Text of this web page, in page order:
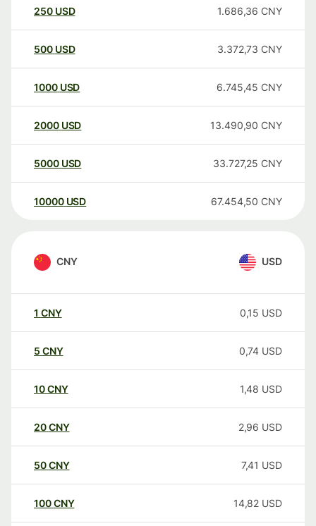
250 USD 1.686,36 CNY
500 USD 3.372,73 CNY
1000 USD 6.745,45 CNY
2000 USD 13.490,90 CNY
5000 USD 33.727,25 CNY
10000 USD 67.454,50 CNY
CNY USD
1 CNY 0,15 USD
5 CNY 0,74 USD
10CNY 1,48 USD
20CNY 2,96 USD
50CNY 7,41 USD
100CNY 14,82 USD